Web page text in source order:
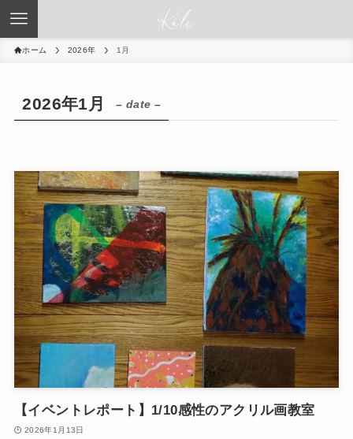
ホーム 2026年 1月
2026年1月 – date –
【イベントレポート】1/10感性のアクリル画教室
2026年1月13日